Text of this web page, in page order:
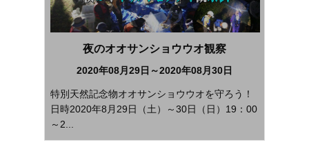
夜のオオサンショウウオ観察
2020年08月29日～2020年08月30日
特別天然記念物オオサンショウウオを守ろう！
日時2020年8月29日（土）～30日（日）19：00
～2...